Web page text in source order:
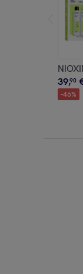
39,90
-46%